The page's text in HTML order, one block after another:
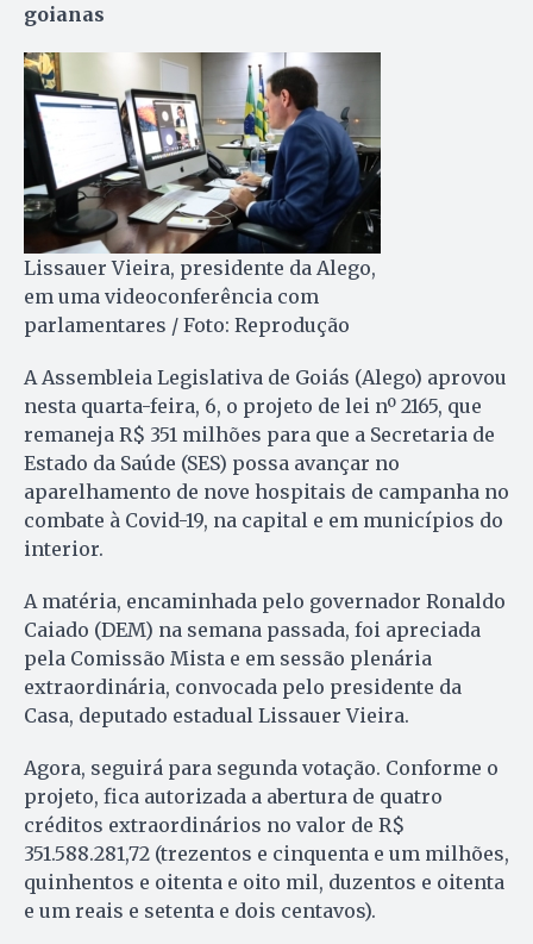
goianas
Lissauer Vieira, presidente da Alego,
em uma videoconferência com
parlamentares / Foto: Reprodução
A Assembleia Legislativa de Goiás (Alego) aprovou
nesta quarta-feira, 6, o projeto de lei nº 2165, que
remaneja R$ 351 milhões para que a Secretaria de
Estado da Saúde (SES) possa avançar no
aparelhamento de nove hospitais de campanha no
combate à Covid-19, na capital e em municípios do
interior.
A matéria, encaminhada pelo governador Ronaldo
Caiado (DEM) na semana passada, foi apreciada
pela Comissão Mista e em sessão plenária
extraordinária, convocada pelo presidente da
Casa, deputado estadual Lissauer Vieira.
Agora, seguirá para segunda votação. Conforme o
projeto, fica autorizada a abertura de quatro
créditos extraordinários no valor de R$
351.588.281,72 (trezentos e cinquenta e um milhões,
quinhentos e oitenta e oito mil, duzentos e oitenta
e um reais e setenta e dois centavos).